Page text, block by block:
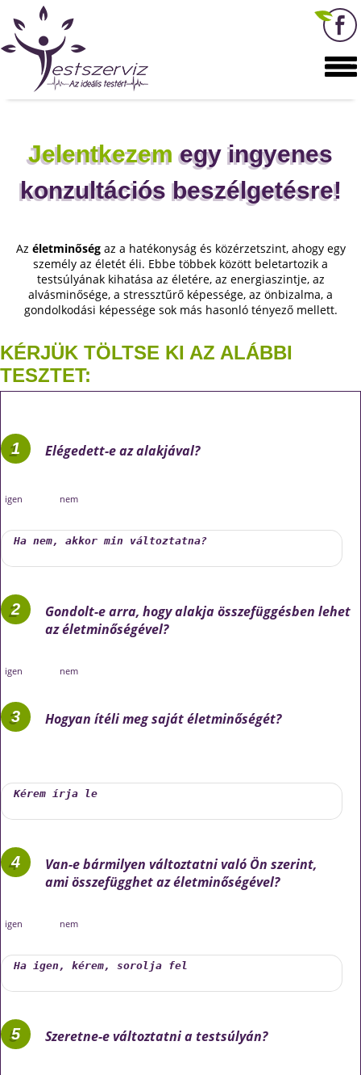
Jelentkezem egy ingyenes
konzultációs beszélgetésre!
Az életminőségaz a hatékonyság és közérzetszint, ahogy egy
személy az életét éli. Ebbe többek között beletartozik a
testsúlyának kihatása az életére, az energiaszintje, az
alvásminősége, a stressztűrő képessége, az önbizalma, a
gondolkodási képessége sok más hasonló tényező mellett.
KÉRJÜK TÖLTSE KI AZ ALÁBBI
TESZTET:
Elégedett-e az alakjával?
igen nem
Gondolt-e arra, hogy alakja összefüggésben lehet
az életminőségével?
igen nem
Hogyan ítéli meg saját életminőségét?
Van-e bármilyen változtatni való Ön szerint,
ami összefügghet az életminőségével?
igen nem
Szeretne-e változtatni a testsúlyán?